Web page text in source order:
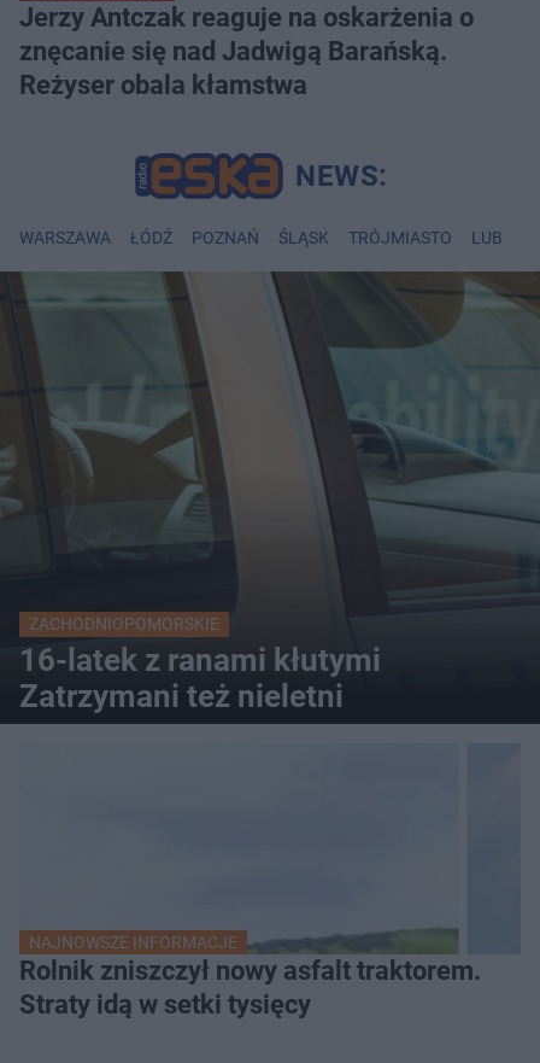
Jerzy Antczak reaguje na oskarżenia o
znęcanie się nad Jadwigą Barańską.
Reżyser obala kłamstwa
WARSZAWA ŁÓDŹ POZNAŃ ŚLĄSK TRÓJMIASTO LUBLIN
ZACHODNIOPOMORSKIE
16-latek z ranami kłutymi
Zatrzymani też nieletni
NAJNOWSZE INFORMACJE
Rolnik zniszczył nowy asfalt traktorem.
Straty idą w setki tysięcy